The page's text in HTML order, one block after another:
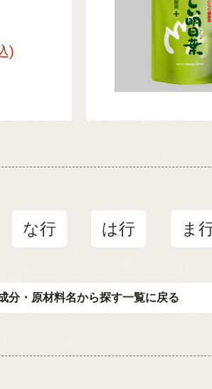
)
な行 は行 ま
分・原材料名から探す一覧に戻る